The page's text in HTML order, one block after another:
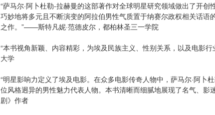
“萨马尔·阿卜杜勒-拉赫曼的这部著作对全球明星研究领域做出了开
巧妙地将多元且不断演变的阿拉伯男性气质置于纳赛尔政权相关话
之作。”——斯特凡妮·范德皮尔，都柏林圣三一学院
“本书视角新颖、内容精彩，为埃及民族主义、性别关系，以及电影
大学
“明星影响力定义了埃及电影。在众多电影传奇人物中，萨马尔·阿
位风格迥异的男性魅力代表人物。本书清晰而细腻地展现了名气、
剧》作者